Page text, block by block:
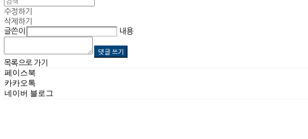
수정하기
삭제하기
글쓴이
내용
댓글 쓰기
목록으로 가기
페이스북
카카오톡
네이버 블로그